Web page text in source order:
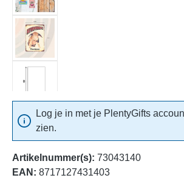
Log je in met je PlentyGifts
zien.
Artikelnummer(s): 73043140
EAN: 8717127431403